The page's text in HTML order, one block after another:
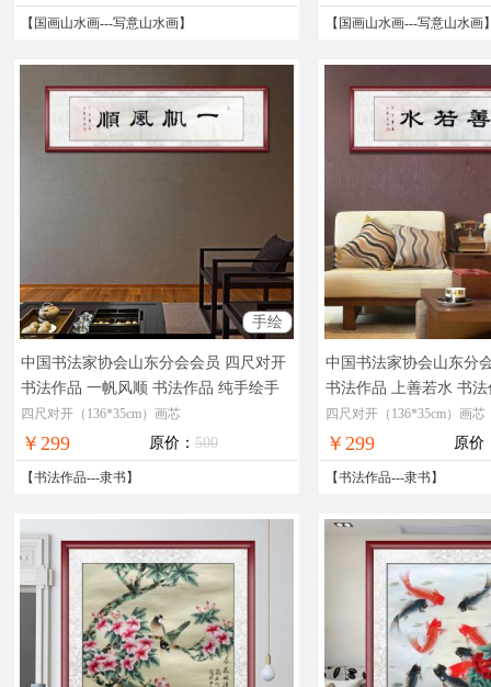
【 国画山水画---写意山水画】 【 国画山水画---写意山水画
手绘
中国书法家协会山东分会会员 四尺对开
书法作品 一帆风顺 书法作品 纯手绘手
工 实物拍摄，现货图片，在线支付，全
国免邮
四尺对开（136*35cm）画芯
￥299 原价： 500
【书法作品---隶书】
中国书法家协会山东分
书法作品 上善若水 书
工 实物拍摄，现货图片
国免邮
四尺对开（136*35cm）画芯
￥299 原价
【书法作品---隶书】